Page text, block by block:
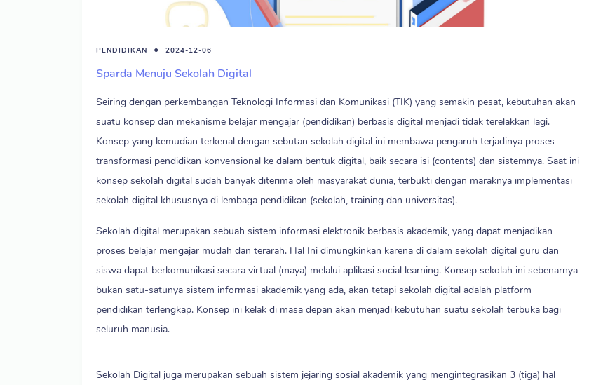
PENDIDIKAN 2024-12-06
Sparda Menuju Sekolah Digital
Seiring dengan perkembangan Teknologi Informasi dan Komunikasi (TIK) yang semakin pesat, kebutuhan akan
suatu konsep dan mekanisme belajar mengajar (pendidikan) berbasis digital menjadi tidak terelakkan lagi.
Konsep yang kemudian terkenal dengan sebutan sekolah digital ini membawa pengaruh terjadinya proses
transformasi pendidikan konvensional ke dalam bentuk digital, baik secara isi (contents) dan sistemnya. Saat ini
konsep sekolah digital sudah banyak diterima oleh masyarakat dunia, terbukti dengan maraknya implementasi
sekolah digital khususnya di lembaga pendidikan (sekolah, training dan universitas).
Sekolah digital merupakan sebuah sistem informasi elektronik berbasis akademik, yang dapat menjadikan
proses belajar mengajar mudah dan terarah. Hal Ini dimungkinkan karena di dalam sekolah digital guru dan
siswa dapat berkomunikasi secara virtual (maya) melalui aplikasi social learning. Konsep sekolah ini sebenarnya
bukan satu-satunya sistem informasi akademik yang ada, akan tetapi sekolah digital adalah platform
pendidikan terlengkap. Konsep ini kelak di masa depan akan menjadi kebutuhan suatu sekolah terbuka bagi
seluruh manusia.
Sekolah Digital juga merupakan sebuah sistem jejaring sosial akademik yang mengintegrasikan 3 (tiga) hal